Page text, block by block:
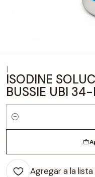
ISODINE
BUSSIE UBI
Cantidad
Agregar a la